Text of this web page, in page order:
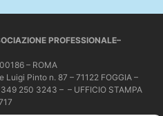
PROFESSIONALE–
– ROMA
Luigi Pinto n. 87 – 71122 FOGGIA –
250 3243 – – UFFICIO STAMPA